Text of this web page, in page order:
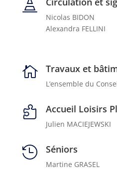

Nicolas BIDON
Alexandra FELLINI
 Travaux et
L’ensemble du
 Accueil Loisirs
Julien MACIEJEWSKI
 Séniors
Martine GRASEL